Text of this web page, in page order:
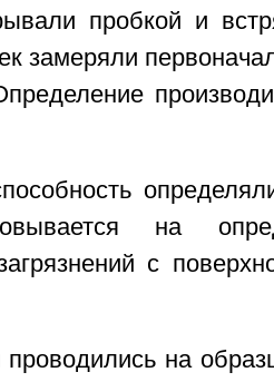
пробкой и
замеряли
на
с
на